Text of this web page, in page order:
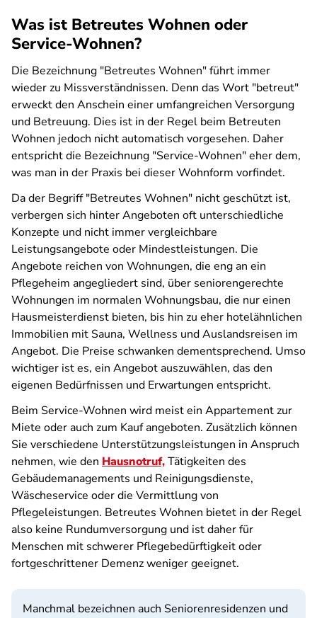
Was ist Betreutes Wohnen oder
Service-Wohnen?
Die Bezeichnung "Betreutes Wohnen" führt immer
wieder zu Missverständnissen. Denn das Wort "betreut"
erweckt den Anschein einer umfangreichen Versorgung
und Betreuung. Dies ist in der Regel beim Betreuten
Wohnen jedoch nicht automatisch vorgesehen. Daher
entspricht die Bezeichnung "Service-Wohnen" eher dem,
was man in der Praxis bei dieser Wohnform vorfindet.
Da der Begriff "Betreutes Wohnen" nicht geschützt ist,
verbergen sich hinter Angeboten oft unterschiedliche
Konzepte und nicht immer vergleichbare
Leistungsangebote oder Mindestleistungen. Die
Angebote reichen von Wohnungen, die eng an ein
Pflegeheim angegliedert sind, über seniorengerechte
Wohnungen im normalen Wohnungsbau, die nur einen
Hausmeisterdienst bieten, bis hin zu eher hotelähnlichen
Immobilien mit Sauna, Wellness und Auslandsreisen im
Angebot. Die Preise schwanken dementsprechend. Umso
wichtiger ist es, ein Angebot auszuwählen, das den
eigenen Bedürfnissen und Erwartungen entspricht.
Beim Service-Wohnen wird meist ein Appartement zur
Miete oder auch zum Kauf angeboten. Zusätzlich können
Sie verschiedene Unterstützungsleistungen in Anspruch
nehmen, wie den Hausnotruf,Tätigkeiten des
Gebäudemanagements und Reinigungsdienste,
Wäscheservice oder die Vermittlung von
Pflegeleistungen. Betreutes Wohnen bietet in der Regel
also keine Rundumversorgung und ist daher für
Menschen mit schwerer Pflegebedürftigkeit oder
fortgeschrittener Demenz weniger geeignet.
Manchmal bezeichnen auch Seniorenresidenzen und